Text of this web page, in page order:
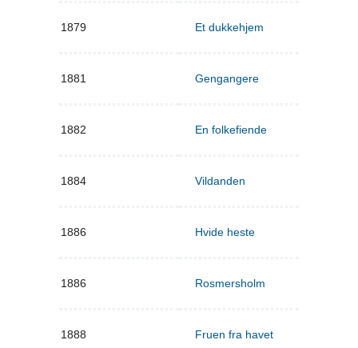
1879 Et dukkehjem
1881 Gengangere
1882 En folkefiende
1884 Vildanden
1886 Hvide heste
1886 Rosmersholm
1888 Fruen fra havet